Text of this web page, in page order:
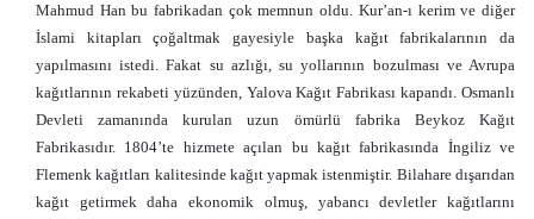
Mahmud Han bu fabrikadan çok memnun oldu. Kur’an-ı kerim ve diğer
İslami kitapları çoğaltmak gayesiyle başka kağıt fabrikalarının da
yapılmasını istedi. Fakat su azlığı, su yollarının bozulması ve Avrupa
kağıtlarının rekabeti yüzünden, Yalova Kağıt Fabrikası kapandı. Osmanlı
Devleti zamanında kurulan uzun ömürlü fabrika Beykoz Kağıt
Fabrikasıdır. 1804’te hizmete açılan bu kağıt fabrikasında İngiliz ve
Flemenk kağıtları kalitesinde kağıt yapmak istenmiştir. Bilahare dışarıdan
kağıt getirmek daha ekonomik olmuş, yabancı devletler kağıtlarını